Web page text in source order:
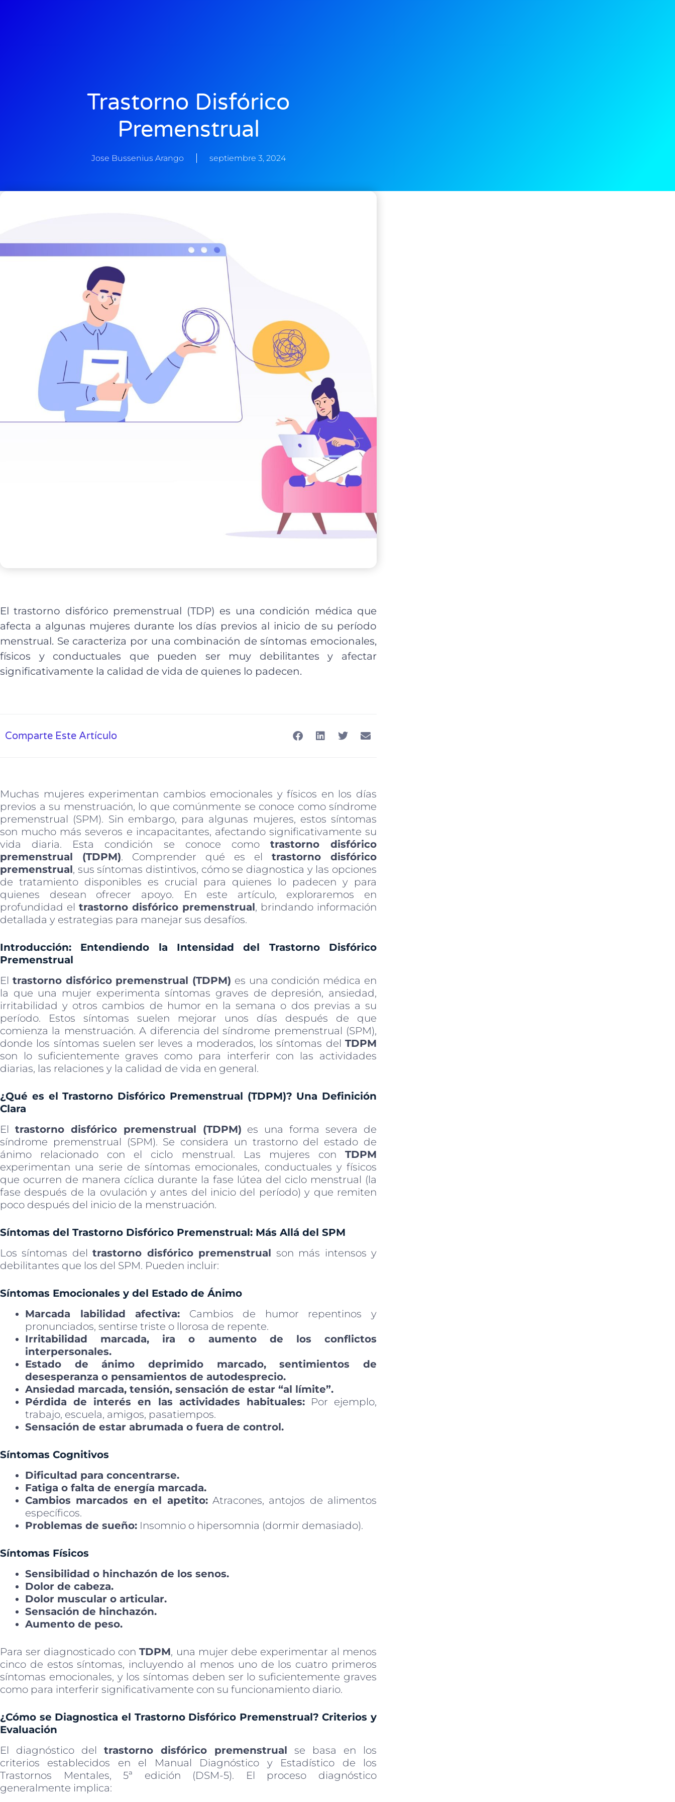
Trastorno Disfórico
Premenstrual
Jose Bussenius Arango septiembre 3, 2024
El trastorno disfórico premenstrual (TDP) es una condición médica que
afecta a algunas mujeres durante los días previos al inicio de su período
menstrual. Se caracteriza por una combinación de síntomas emocionales,
físicos y conductuales que pueden ser muy debilitantes y afectar
significativamente la calidad de vida de quienes lo padecen.
Comparte Este Artículo
Muchas mujeres experimentan cambios emocionales y físicos en los días
previos a su menstruación, lo que comúnmente se conoce como síndrome
premenstrual (SPM). Sin embargo, para algunas mujeres, estos síntomas
son mucho más severos e incapacitantes, afectando significativamente su
vida diaria. Esta condición se conoce como trastorno disfórico
premenstrual (TDPM). Comprender qué es el trastorno disfórico
premenstrual, sus síntomas distintivos, cómo se diagnostica y las opciones
de tratamiento disponibles es crucial para quienes lo padecen y para
quienes desean ofrecer apoyo. En este artículo, exploraremos en
profundidad el trastorno disfórico premenstrual, brindando información
detallada y estrategias para manejar sus desafíos.
Introducción: Entendiendo la Intensidad del Trastorno Disfórico
Premenstrual
El trastorno disfórico premenstrual (TDPM) es una condición médica en
la que una mujer experimenta síntomas graves de depresión, ansiedad,
irritabilidad y otros cambios de humor en la semana o dos previas a su
período. Estos síntomas suelen mejorar unos días después de que
comienza la menstruación. A diferencia del síndrome premenstrual (SPM),
donde los síntomas suelen ser leves a moderados, los síntomas del TDPM
son lo suficientemente graves como para interferir con las actividades
diarias, las relaciones y la calidad de vida en general.
¿Qué es el Trastorno Disfórico Premenstrual (TDPM)? Una Definición
Clara
El trastorno disfórico premenstrual (TDPM) es una forma severa de
síndrome premenstrual (SPM). Se considera un trastorno del estado de
ánimo relacionado con el ciclo menstrual. Las mujeres con TDPM
experimentan una serie de síntomas emocionales, conductuales y físicos
que ocurren de manera cíclica durante la fase lútea del ciclo menstrual (la
fase después de la ovulación y antes del inicio del período) y que remiten
poco después del inicio de la menstruación.
Síntomas del Trastorno Disfórico Premenstrual: Más Allá del SPM
Los síntomas deltrastorno disfórico premenstrual son más intensos y
debilitantes que los del SPM. Pueden incluir:
Síntomas Emocionales y del Estado de Ánimo
Marcada labilidad afectiva: Cambios de humor repentinos y
pronunciados, sentirse triste o llorosa de repente.
Irritabilidad marcada, ira o aumento de los conflictos
interpersonales.
Estado de ánimo deprimido marcado, sentimientos de
desesperanza o pensamientos de autodesprecio.
Ansiedad marcada, tensión, sensación de estar “al límite”.
Pérdida de interés en las actividades habituales:Por ejemplo,
trabajo, escuela, amigos, pasatiempos.
Sensación de estar abrumada o fuera de control.
Síntomas Cognitivos
Dificultad para concentrarse.
Fatiga o falta de energía marcada.
Cambios marcados en el apetito:Atracones, antojos de alimentos
específicos.
Problemas de sueño: Insomnio o hipersomnia (dormir demasiado).
Síntomas Físicos
Sensibilidad o hinchazón de los senos.
Dolor de cabeza.
Dolor muscular o articular.
Sensación de hinchazón.
Aumento de peso.
Para ser diagnosticado conTDPM, una mujer debe experimentar al menos
cinco de estos síntomas, incluyendo al menos uno de los cuatro primeros
síntomas emocionales, y los síntomas deben ser lo suficientemente graves
como para interferir significativamente con su funcionamiento diario.
¿Cómo se Diagnostica el Trastorno Disfórico Premenstrual? Criterios y
Evaluación
El diagnóstico del trastorno disfórico premenstrual se basa en los
criterios establecidos en el Manual Diagnóstico y Estadístico de los
Trastornos Mentales, 5ª edición (DSM-5). El proceso diagnóstico
generalmente implica: